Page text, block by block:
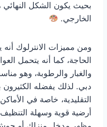
بحيث يكون الشكل النهائي
الخارجي.
ومن مميزات الانترلوك أنه
الحاجة، كما أنه يتحمل
والغبار والرطوبة، وهو
دبي. لذلك يفضله
التقليدية، خاصة في
أرضية قوية وسهلة